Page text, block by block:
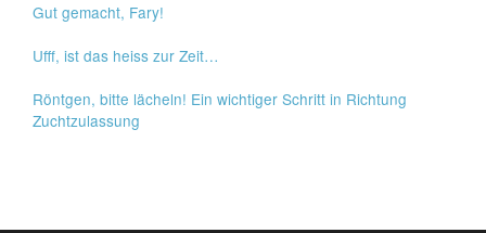
Gut gemacht, Fary!
Ufff, ist das heiss zur Zeit…
Röntgen, bitte lächeln! Ein wichtiger Schritt in Richtung
Zuchtzulassung